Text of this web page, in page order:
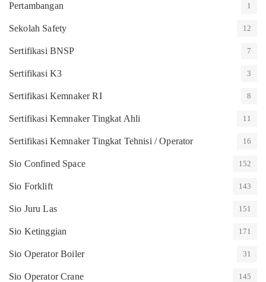
Pertambangan 1
Sekolah Safety 12
Sertifikasi BNSP 7
Sertifikasi K3 3
Sertifikasi Kemnaker RI 8
Sertifikasi Kemnaker Tingkat Ahli 11
Sertifikasi Kemnaker Tingkat Tehnisi / Operator 16
Sio Confined Space 152
Sio Forklift 143
Sio Juru Las 151
Sio Ketinggian 171
Sio Operator Boiler 31
Sio Operator Crane 145